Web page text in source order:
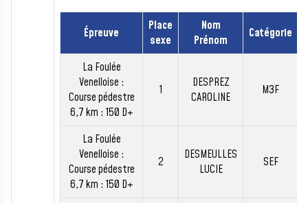
Épreuve
Place
sexe
Nom
Prénom
Catégorie
La Foulée
Venelloise :
Course pédestre
6,7 km : 150 D+
1
DESPREZ
CAROLINE
M3F
La Foulée
Venelloise :
Course pédestre
6,7 km : 150 D+
2
DESMEULLES
LUCIE
SEF